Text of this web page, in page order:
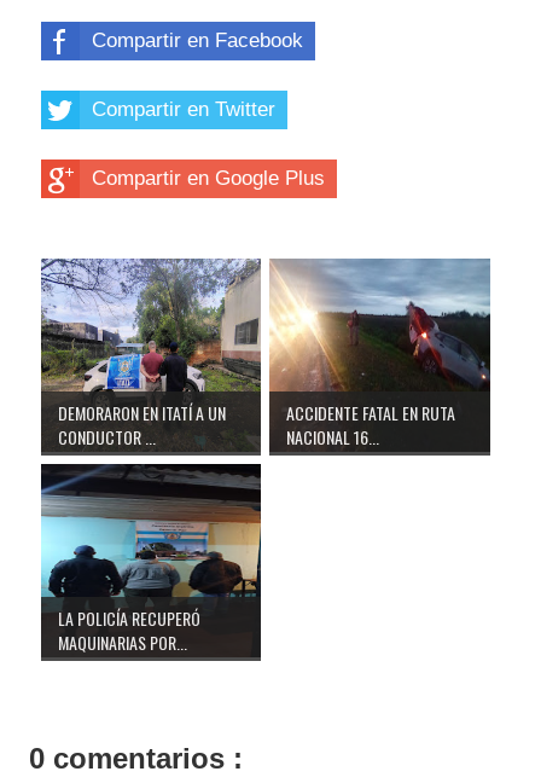
Compartir en Facebook
Compartir en Twitter
Compartir en Google Plus
DEMORARON EN ITATÍ A UN
CONDUCTOR ...
ACCIDENTE FATAL EN RUTA
NACIONAL 16...
LA POLICÍA RECUPERÓ
MAQUINARIAS POR...
0 comentarios :